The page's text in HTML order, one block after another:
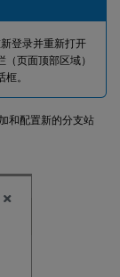
登录并重新打开
（页面顶部区域）
。
和配置新的分支站